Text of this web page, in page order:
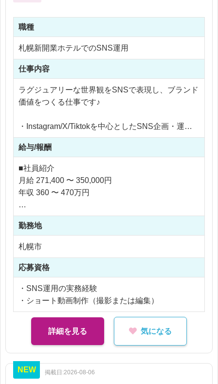
職種
札幌新開業ホテルでのSNS運用
仕事内容
ラグジュアリーな世界観をSNSで表現し、ブランド
価値をつくる仕事です♪
・Instagram/X/Tiktokを中心としたSNS企画・運用
・ショート動画の構成立案、撮影、編集
・SNSコンテンツ全体の企画・ディレクション業務
・スチール撮影の同行、撮影サポート
・フォロワー推移・エンゲージメント分析、改善レ
ポートの作成
給与/報酬
■社員紹介
月給 271,400 〜 350,000円
年収 360 〜 470万円
※応相談
※ご経験により優遇
※交通費支給
※残業10時間以内
勤務地
札幌市
応募資格
・SNS運用の実務経験
・ショート動画制作（撮影または編集）
詳細を見る 気になる
NEW 掲載日:2026-08-06